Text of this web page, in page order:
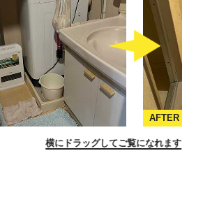
AFTER
横にドラッグしてご覧になれます